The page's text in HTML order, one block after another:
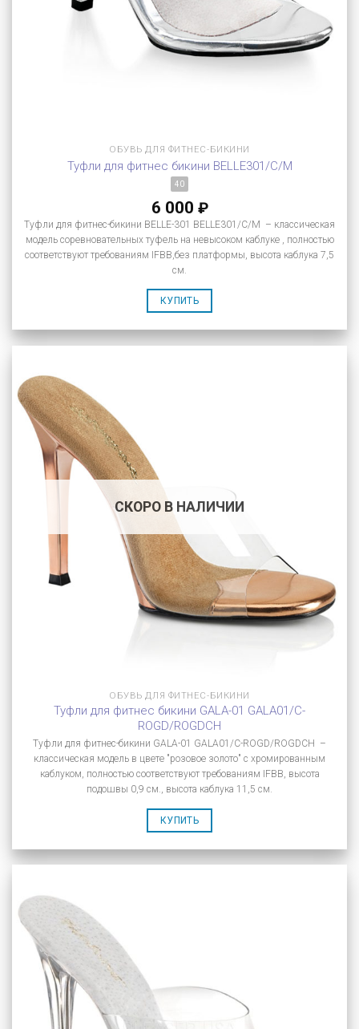
ОБУВЬ ДЛЯ ФИТНЕС-БИКИНИ
Туфли для фитнес бикини BELLE301/C/M
40
6 000 ₽
Туфли для фитнес-бикини BELLE-301 BELLE301/C/M – классическая
модель соревновательных туфель на невысоком каблуке , полностью
соответствуют требованиям IFBB,без платформы, высота каблука 7,5
см.
КУПИТЬ
СКОРО В НАЛИЧИИ
ОБУВЬ ДЛЯ ФИТНЕС-БИКИНИ
Туфли для фитнес бикини GALA-01 GALA01/C-
ROGD/ROGDCH
Туфли для фитнес-бикини GALA-01 GALA01/C-ROGD/ROGDCH –
классическая модель в цвете "розовое золото" с хромированным
каблуком, полностью соответствуют требованиям IFBB, высота
подошвы 0,9 см., высота каблука 11,5 см.
КУПИТЬ